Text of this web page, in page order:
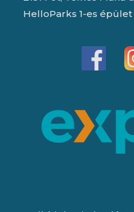
HelloParks 1-es épület